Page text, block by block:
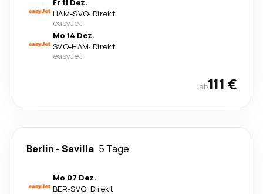
Fr 11 Dez.
HAM-SVQ· Direkt
easyJet
Mo 14 Dez.
SVQ-HAM· Direkt
easyJet
ab111 €
Berlin -Sevilla 5 Tage
Mo 07 Dez.
BER-SVQ· Direkt